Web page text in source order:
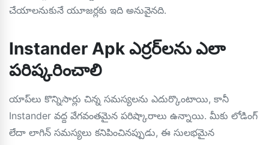
చేయాలనుకునే యూజర్లకు ఇది అనువైనది.
Instander Apk ఎర్రర్‌లను ఎలా
పరిష్కరించాలి
యాప్‌లు కొన్నిసార్లు చిన్న సమస్యలను ఎదుర్కొంటాయి, కానీ
Instander వద్ద వేగవంతమైన పరిష్కారాలు ఉన్నాయి. మీకు లోడింగ్
లేదా లాగిన్ సమస్యలు కనిపించినప్పుడు, ఈ సులభమైన